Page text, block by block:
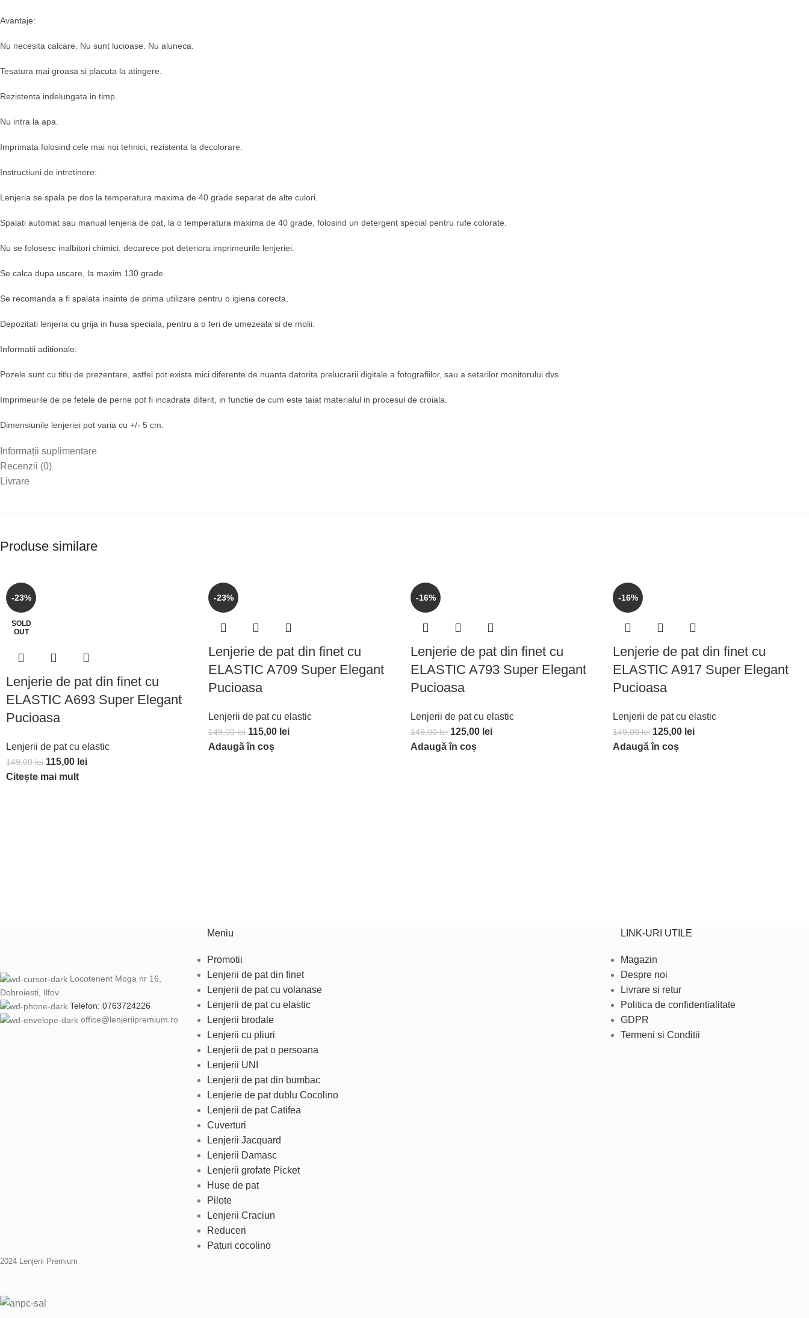
Avantaje:
Nu necesita calcare. Nu sunt lucioase. Nu aluneca.
Tesatura mai groasa si placuta la atingere.
Rezistenta indelungata in timp.
Nu intra la apa.
Imprimata folosind cele mai noi tehnici, rezistenta la decolorare.
Instructiuni de intretinere:
Lenjeria se spala pe dos la temperatura maxima de 40 grade separat de alte culori.
Spalati automat sau manual lenjeria de pat, la o temperatura maxima de 40 grade, folosind un detergent special pentru rufe colorate.
Nu se folosesc inalbitori chimici, deoarece pot deteriora imprimeurile lenjeriei.
Se calca dupa uscare, la maxim 130 grade.
Se recomanda a fi spalata inainte de prima utilizare pentru o igiena corecta.
Depozitati lenjeria cu grija in husa speciala, pentru a o feri de umezeala si de molii.
Informatii aditionale:
Pozele sunt cu titlu de prezentare, astfel pot exista mici diferente de nuanta datorita prelucrarii digitale a fotografiilor, sau a setarilor monitorului dvs.
Imprimeurile de pe fetele de perne pot fi incadrate diferit, in functie de cum este taiat materialul in procesul de croiala.
Dimensiunile lenjeriei pot varia cu +/- 5 cm.
Informații suplimentare
Recenzii (0)
Livrare
Produse similare
-23%
SOLD
OUT
Lenjerie de pat din finet cu
ELASTIC A693 Super Elegant
Pucioasa
Lenjerii de pat cu elastic
149,00lei 115,00 lei
Citește mai mult
-23%
Lenjerie de pat din finet cu
ELASTIC A709 Super Elegant
Pucioasa
Lenjerii de pat cu elastic
149,00lei 115,00 lei
Adaugă în coș
-16%
Lenjerie de pat din finet cu
ELASTIC A793 Super Elegant
Pucioasa
Lenjerii de pat cu elastic
149,00lei 125,00 lei
Adaugă în coș
-16%
Lenjerie de pat din finet cu
ELASTIC A917 Super Elegant
Pucioasa
Lenjerii de pat cu elastic
149,00lei 125,00 lei
Adaugă în coș
Locotenent Moga nr 16,
Dobroiesti, Ilfov
Telefon: 0763724226
office@lenjeriipremium.ro
Meniu
Promotii
Lenjerii de pat din finet
Lenjerii de pat cu volanase
Lenjerii de pat cu elastic
Lenjerii brodate
Lenjerii cu pliuri
Lenjerii de pat o persoana
Lenjerii UNI
Lenjerii de pat din bumbac
Lenjerie de pat dublu Cocolino
Lenjerii de pat Catifea
Cuverturi
Lenjerii Jacquard
Lenjerii Damasc
Lenjerii grofate Picket
Huse de pat
Pilote
Lenjerii Craciun
Reduceri
Paturi cocolino
LINK-URI UTILE
Magazin
Despre noi
Livrare si retur
Politica de confidentialitate
GDPR
Termeni si Conditii
2024 Lenjerii Premium